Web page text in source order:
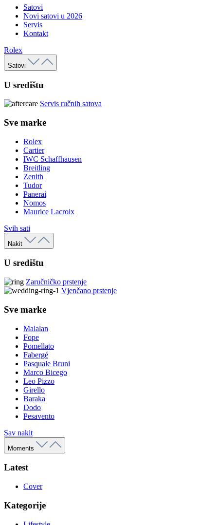
Satovi
Novi satovi u 2026
Servis
Kontakt
Rolex
Satovi
U središtu
Servis ručnih satova
Sve marke
Rolex
Cartier
IWC Schaffhausen
Breitling
Zenith
Tudor
Panerai
Nomos
Maurice Lacroix
Svih sati
Nakit
U središtu
Zaručničko prstenje
Vjenčano prstenje
Sve marke
Malalan
Fope
Pomellato
Fabergé
Pasquale Bruni
Marco Bicego
Leo Pizzo
Girello
Baraka
Dodo
Pesavento
Sav nakit
Moments
Latest
Cover
Kategorije